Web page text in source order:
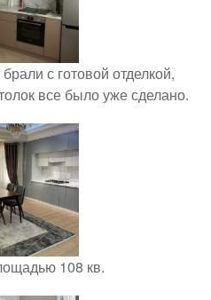
с готовой отделкой,
все было уже сделано.
108 кв.